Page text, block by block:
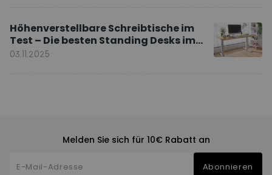
Höhenverstellbare Schreibtische im
Test – Die besten Standing Desks im
Vergleich
03.11.2025
Melden Sie sich für 10€ Rabatt an
Abonnieren